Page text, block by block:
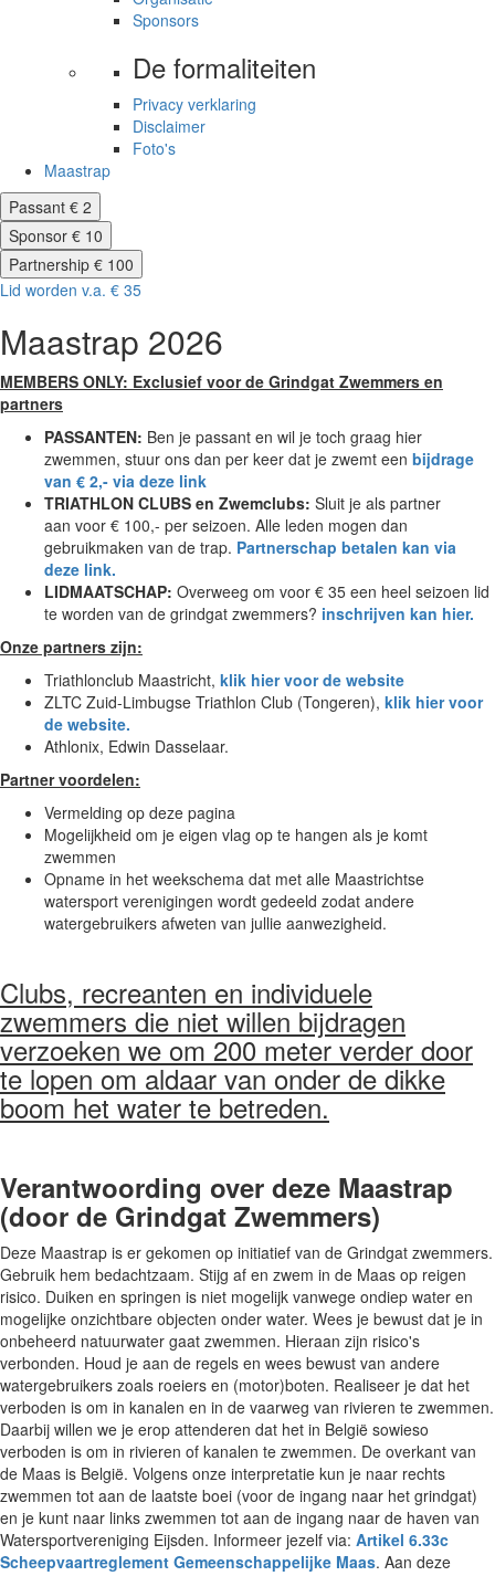
Sponsors
De formaliteiten
Privacy verklaring
Disclaimer
Foto's
Maastrap
Passant € 2
Sponsor € 10
Partnership € 100
Lid worden v.a. € 35
Maastrap 2026
MEMBERS ONLY: Exclusief voor de Grindgat Zwemmers en
partners
PASSANTEN: Ben je passant en wil je toch graag hier
zwemmen, stuur ons dan per keer dat je zwemt een bijdrage
van € 2,- via deze link
TRIATHLON CLUBS en Zwemclubs: Sluit je als partner
aan voor € 100,- per seizoen. Alle leden mogen dan
gebruikmaken van de trap. Partnerschap betalen kan via
deze link.
LIDMAATSCHAP: Overweeg om voor € 35 een heel seizoen lid
te worden van de grindgat zwemmers? inschrijven kan hier.
Onze partners zijn:
Triathlonclub Maastricht, klik hier voor de website
ZLTC Zuid-Limbugse Triathlon Club (Tongeren), klik hier voor
de website.
Athlonix, Edwin Dasselaar.
Partner voordelen:
Vermelding op deze pagina
Mogelijkheid om je eigen vlag op te hangen als je komt
zwemmen
Opname in het weekschema dat met alle Maastrichtse
watersport verenigingen wordt gedeeld zodat andere
watergebruikers afweten van jullie aanwezigheid.
Clubs, recreanten en individuele
zwemmers die niet willen bijdragen
verzoeken we om 200 meter verder door
te lopen om aldaar van onder de dikke
boom het water te betreden.
Verantwoording over deze Maastrap
(door de Grindgat Zwemmers)
Deze Maastrap is er gekomen op initiatief van de Grindgat zwemmers.
Gebruik hem bedachtzaam. Stijg af en zwem in de Maas op reigen
risico. Duiken en springen is niet mogelijk vanwege ondiep water en
mogelijke onzichtbare objecten onder water. Wees je bewust dat je in
onbeheerd natuurwater gaat zwemmen. Hieraan zijn risico's
verbonden. Houd je aan de regels en wees bewust van andere
watergebruikers zoals roeiers en (motor)boten. Realiseer je dat het
verboden is om in kanalen en in de vaarweg van rivieren te zwemmen.
Daarbij willen we je erop attenderen dat het in België sowieso
verboden is om in rivieren of kanalen te zwemmen. De overkant van
de Maas is België. Volgens onze interpretatie kun je naar rechts
zwemmen tot aan de laatste boei (voor de ingang naar het grindgat)
en je kunt naar links zwemmen tot aan de ingang naar de haven van
Watersportvereniging Eijsden. Informeer jezelf via: Artikel 6.33c
Scheepvaartreglement Gemeenschappelijke Maas. Aan deze